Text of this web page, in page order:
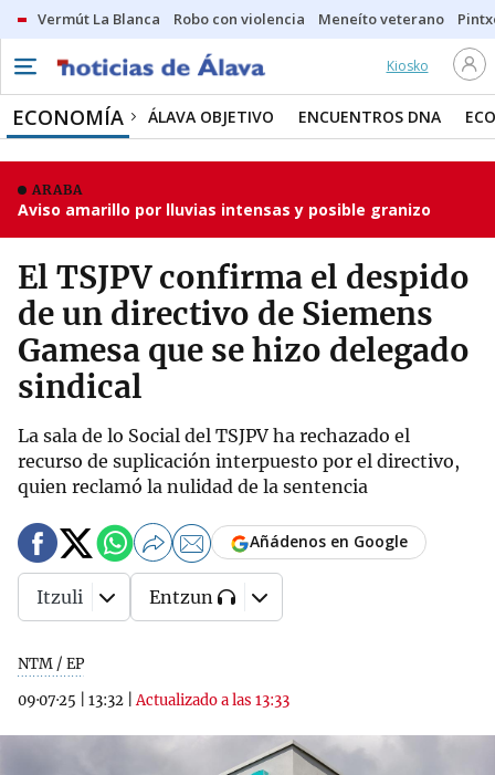
Vermút La Blanca Robo con violencia Meneíto veterano
Kiosko
ECONOMÍA ÁLAVA OBJETIVO ENCUENTROS DNA
ARABA
Aviso amarillo por lluvias intensas y posible granizo
El TSJPV confirma el despido
de un directivo de Siemens
Gamesa que se hizo delegado
sindical
La sala de lo Social del TSJPV ha rechazado el
recurso de suplicación interpuesto por el directivo,
quien reclamó la nulidad de la sentencia
NTM / EP
09·07·25
13:32 |Actualizado a las 13:33
Añádenos en Google
Itzuli Entzun